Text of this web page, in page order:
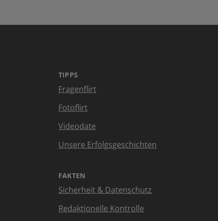
TIPPS
Fragenflirt
Fotoflirt
Videodate
Unsere Erfolgsgeschichten
FAKTEN
Sicherheit & Datenschutz
Redaktionelle Kontrolle